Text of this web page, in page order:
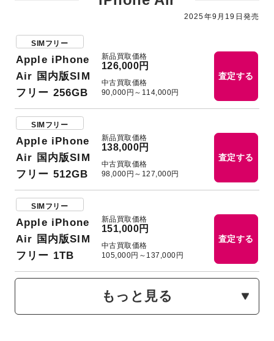
2025年9月19日発売
SIMフリー
Apple iPhone
Air 国内版SIM
フリー 256GB
新品買取価格
126,000円
中古買取価格
90,000円～114,000円
査定する
SIMフリー
Apple iPhone
Air 国内版SIM
フリー 512GB
新品買取価格
138,000円
中古買取価格
98,000円～127,000円
査定する
SIMフリー
Apple iPhone
Air 国内版SIM
フリー 1TB
新品買取価格
151,000円
中古買取価格
105,000円～137,000円
査定する
もっと見る